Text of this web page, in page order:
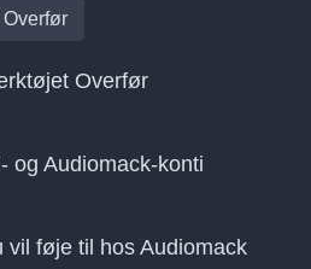
Overfør
Overfør
og Audiomack-konti
føje til hos Audiomack